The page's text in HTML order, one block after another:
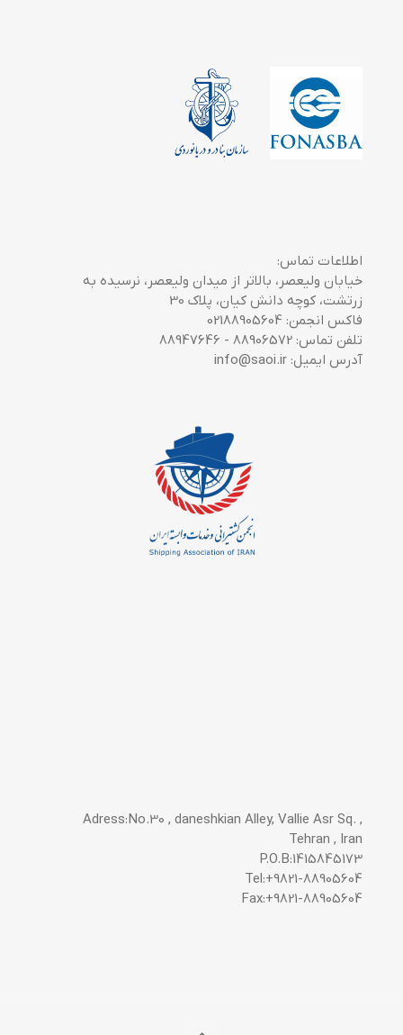
اطلاعات تماس:
خیابان ولیعصر، بالاتر از میدان ولیعصر، نرسیده به
زرتشت، کوچه دانش کیان، پلاک 30
فاکس انجمن: 02188905604
تلفن تماس: 88906572 - 88947646
آدرس ایمیل: info@saoi.ir
Adress:No.30 , daneshkian Alley, Vallie Asr Sq. ,
Tehran , Iran
P.O.B:1415845173
Tel:+9821-88905604
Fax:+9821-88905604